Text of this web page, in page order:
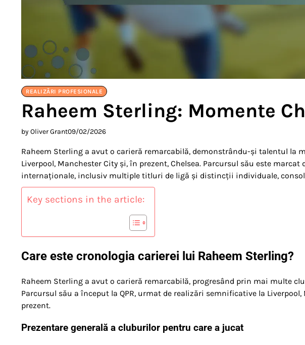
REALIZĂRI PROFESIONALE
Raheem Sterling: Momente
by Oliver Grant09/02/2026
Raheem Sterling a avut o carieră remarcabilă, demonstrându-și talentul la
Liverpool, Manchester City și, în prezent, Chelsea. Parcursul său este
internaționale, inclusiv multiple titluri de ligă și distincții individuale,
Key sections in the article:
Care este cronologia carierei lui Raheem Sterling?
Raheem Sterling a avut o carieră remarcabilă, progresând prin mai multe
Parcursul său a început la QPR, urmat de realizări semnificative la
prezent.
Prezentare generală a cluburilor pentru care a jucat